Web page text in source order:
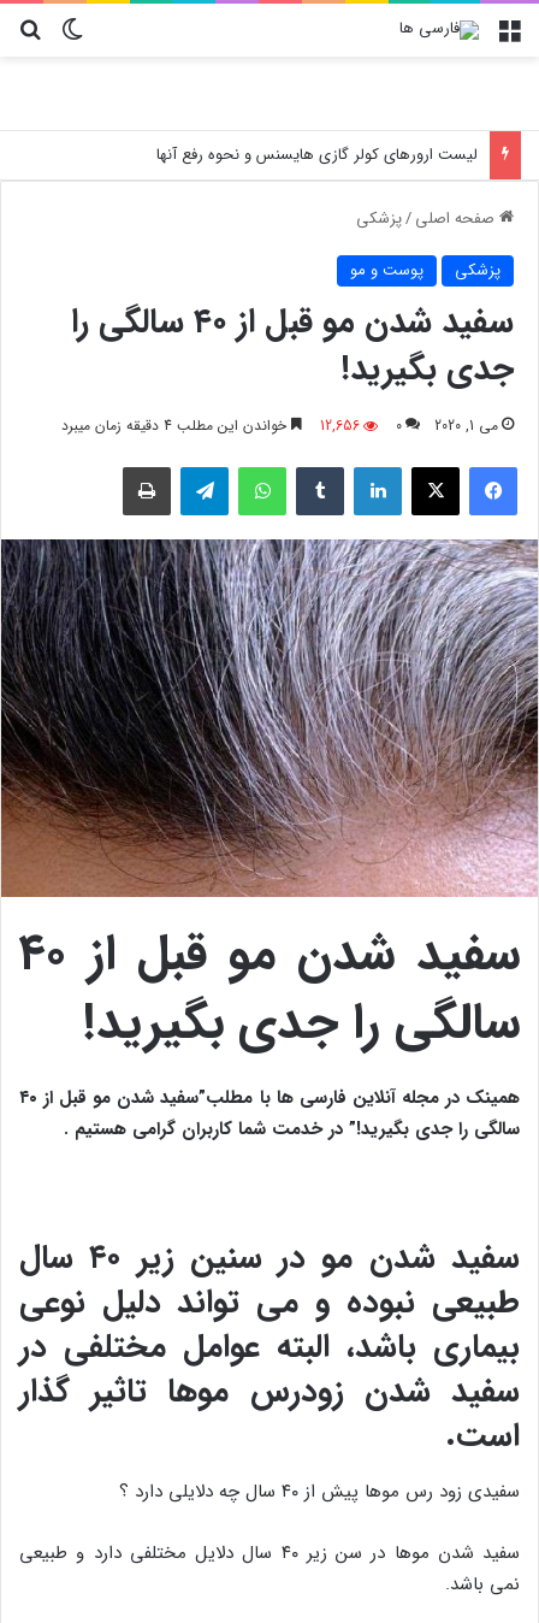
تغییر منو
آموزش تعویض فیلتر کولر گازی جنرال مکس
صفحه اصلی/پزشکی
پزشکی پوست و مو
سفید شدن مو قبل از ۴۰ سالگی را
جدی بگیرید!
می 1, 2020 0
12,656 خواندن این مطلب 4 دقیقه زمان میبرد
فیسبوک لینکدین واتس آپ
سفید شدن مو قبل از ۴۰
سالگی را جدی بگیرید!
همینک در مجله آنلاین فارسی ها با مطلب”سفید شدن مو قبل از ۴۰
سالگی را جدی بگیرید!” در خدمت شما کاربران گرامی هستیم .
سفید شدن مو در سنین زیر ۴۰ سال
طبیعی نبوده و می تواند دلیل نوعی
بیماری باشد، البته عوامل مختلفی در
سفید شدن زودرس موها تاثیر گذار
است.
سفیدی زود رس موها پیش از ۴۰ سال چه دلایلی دارد ؟
سفید شدن موها در سن زیر ۴۰ سال دلایل مختلفی دارد و طبیعی
نمی باشد.